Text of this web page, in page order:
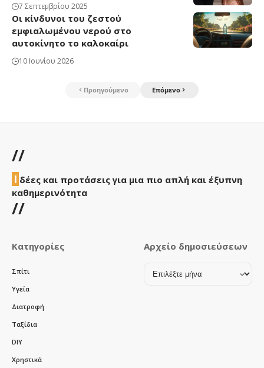
7 Σεπτεμβρίου 2025
Οι κίνδυνοι του ζεστού
εμφιαλωμένου νερού στο
αυτοκίνητο το καλοκαίρι
10 Ιουνίου 2026
Προηγούμενο Επόμενο
//
Ι δέες και προτάσεις για μια πιο απλή και έξυπνη
καθημερινότητα
//
Κατηγορίες
Σπίτι
Υγεία
Διατροφή
Ταξίδια
DIY
Χρηστικά
Αρχείο δημοσιεύσεων
Αρχείο